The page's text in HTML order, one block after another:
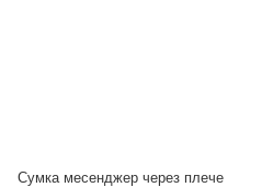
Сумка месенджер через плече